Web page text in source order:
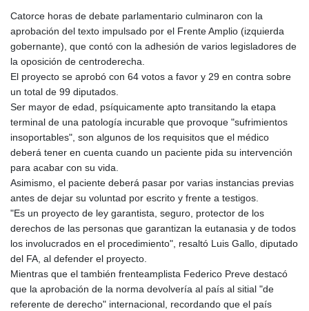
Catorce horas de debate parlamentario culminaron con la
aprobación del texto impulsado por el Frente Amplio (izquierda
gobernante), que contó con la adhesión de varios legisladores de
la oposición de centroderecha.
El proyecto se aprobó con 64 votos a favor y 29 en contra sobre
un total de 99 diputados.
Ser mayor de edad, psíquicamente apto transitando la etapa
terminal de una patología incurable que provoque "sufrimientos
insoportables", son algunos de los requisitos que el médico
deberá tener en cuenta cuando un paciente pida su intervención
para acabar con su vida.
Asimismo, el paciente deberá pasar por varias instancias previas
antes de dejar su voluntad por escrito y frente a testigos.
"Es un proyecto de ley garantista, seguro, protector de los
derechos de las personas que garantizan la eutanasia y de todos
los involucrados en el procedimiento", resaltó Luis Gallo, diputado
del FA, al defender el proyecto.
Mientras que el también frenteamplista Federico Preve destacó
que la aprobación de la norma devolvería al país al sitial "de
referente de derecho" internacional, recordando que el país